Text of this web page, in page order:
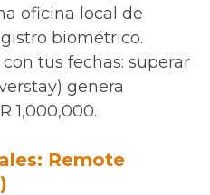
oficina local de
biométrico.
tus fechas: superar
genera
1,000,000.
Remote